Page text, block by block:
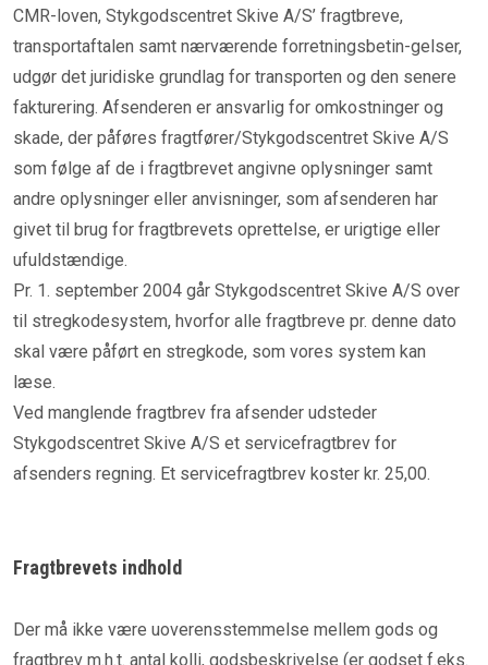
CMR-loven, Stykgodscentret Skive A/S’ fragtbreve,
transportaftalen samt nærværende forretningsbetin-gelser,
udgør det juridiske grundlag for transporten og den senere
fakturering. Afsenderen er ansvarlig for omkostninger og
skade, der påføres fragtfører/Stykgodscentret Skive A/S
som følge af de i fragtbrevet angivne oplysninger samt
andre oplysninger eller anvisninger, som afsenderen har
givet til brug for fragtbrevets oprettelse, er urigtige eller
ufuldstændige.
Pr. 1. september 2004 går Stykgodscentret Skive A/S over
til stregkodesystem, hvorfor alle fragtbreve pr. denne dato
skal være påført en stregkode, som vores system kan
læse.
Ved manglende fragtbrev fra afsender udsteder
Stykgodscentret Skive A/S et servicefragtbrev for
afsenders regning. Et servicefragtbrev koster kr. 25,00.
Fragtbrevets indhold
Der må ikke være uoverensstemmelse mellem gods og
fragtbrev m.h.t. antal kolli, godsbeskrivelse (er godset f.eks.